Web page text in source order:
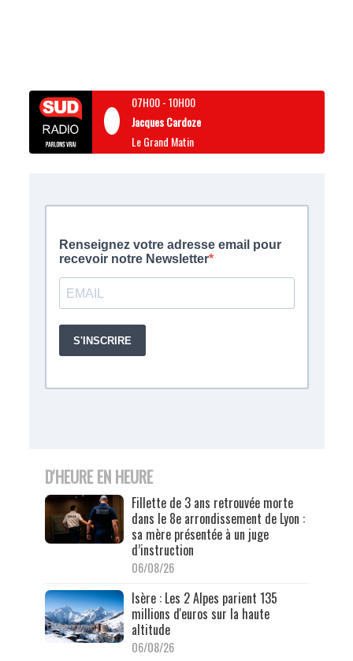
07H00-10H00
Jacques Cardoze
Le Grand Matin
D'HEURE EN HEURE
Fillette de 3 ans retrouvée morte
dans le 8e arrondissement de Lyon :
sa mère présentée à un juge
d’instruction
06/08/26
Isère : Les 2 Alpes parient 135
millions d'euros sur la haute
altitude
06/08/26